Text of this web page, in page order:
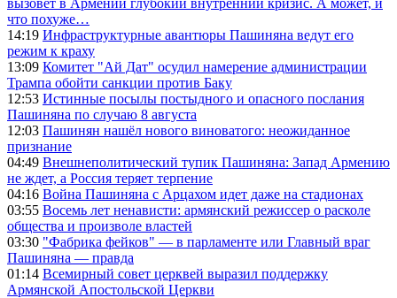
что похуже…
14:19 Инфраструктурные авантюры Пашиняна ведут его
режим к краху
13:09 Комитет "Ай Дат" осудил намерение администрации
Трампа обойти санкции против Баку
12:53 Истинные посылы постыдного и опасного послания
Пашиняна по случаю 8 августа
12:03 Пашинян нашёл нового виноватого: неожиданное
признание
04:49 Внешнеполитический тупик Пашиняна: Запад Армению
не ждет, а Россия теряет терпение
04:16 Война Пашиняна с Арцахом идет даже на стадионах
03:55 Восемь лет ненависти: армянский режиссер о расколе
общества и произволе властей
03:30 "Фабрика фейков" — в парламенте или Главный враг
Пашиняна — правда
01:14 Всемирный совет церквей выразил поддержку
Армянской Апостольской Церкви